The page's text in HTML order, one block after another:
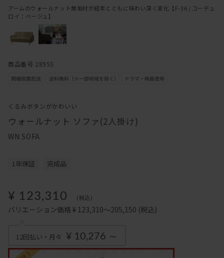
くるみボタンがかわいい
ウォールナット ソファ(2人掛け)
WN SOFA
アームのウォールナット無垢材が経年とともに味わい深く変化【F-36 / コーデュ
ロイ：ベージュ】
1年保証 完成品
¥ 123,310 (税込)
バリエーション価格 ¥ 123,310～205,150 (税込)
12回払い・月々 ¥ 10,276 ～
商品番号 28955